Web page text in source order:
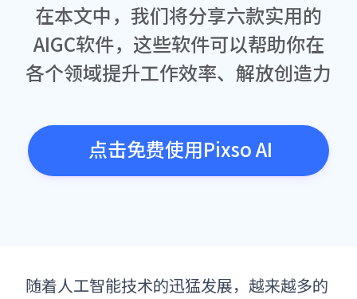
在本文中，我们将分享六款实用的
AIGC软件，这些软件可以帮助你在
各个领域提升工作效率、解放创造力
点击免费使用Pixso AI
随着人工智能技术的迅猛发展，越来越多的